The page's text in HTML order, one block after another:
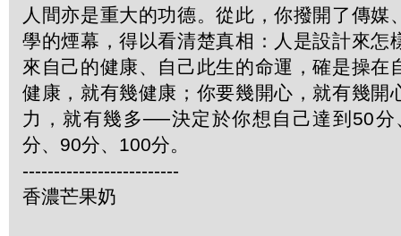
人間亦是重大的功德。從此，你撥開了傳媒
學的煙幕，得以看清楚真相：人是設計來怎
來自己的健康、自己此生的命運，確是操在
健康，就有幾健康；你要幾開心，就有幾開
力，就有幾多──決定於你想自己達到50
分、90分、100分。
-------------------------
香濃芒果奶